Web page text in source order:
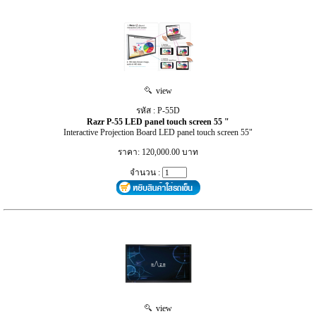
view
รหัส : P-55D
Razr P-55 LED panel touch screen 55 "
Interactive Projection Board LED panel touch screen 55"
ราคา: 120,000.00 บาท
จำนวน :
view